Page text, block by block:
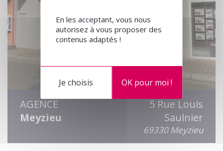
AGENCE
Meyzieu
5 Rue Louis
Saulnier
69330 Meyzieu
En les acceptant, vous nous
autorisez à vous proposer des
contenus adaptés !
OK pour moi !
Je choisis